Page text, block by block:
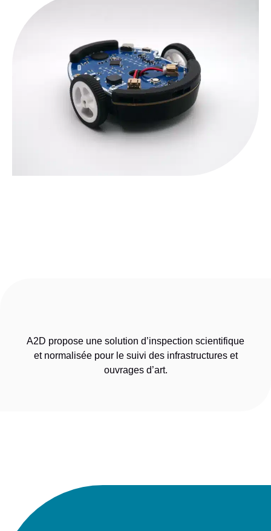
A2D propose une solution d’inspection scientifique
et normalisée pour le suivi des infrastructures et
ouvrages d’art.